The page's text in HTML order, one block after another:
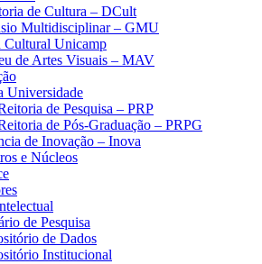
de Cultura – DCult
Multidisciplinar – GMU
Cultural Unicamp
de Artes Visuais – MAV
Universidade
de Pesquisa – PRP
de Pós-Graduação – PRPG
de Inovação – Inova
e Núcleos
de Pesquisa
de Dados
Institucional